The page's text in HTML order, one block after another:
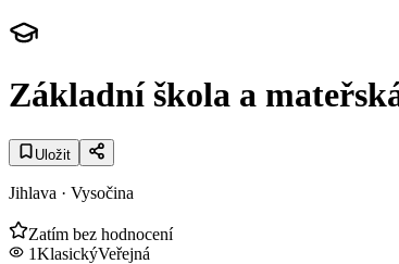
Základní škola a
Uložit
Jihlava · Vysočina
Zatím bez hodnocení
1KlasickýVeřejná